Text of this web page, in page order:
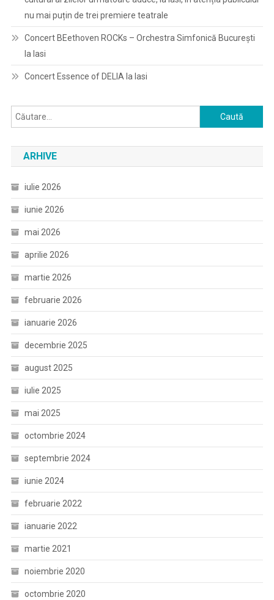
nu mai puțin de trei premiere teatrale
Concert BEethoven ROCKs – Orchestra Simfonică București
la Iasi
Concert Essence of DELIA la Iasi
Caută
după:
ARHIVE
iulie 2026
iunie 2026
mai 2026
aprilie 2026
martie 2026
februarie 2026
ianuarie 2026
decembrie 2025
august 2025
iulie 2025
mai 2025
octombrie 2024
septembrie 2024
iunie 2024
februarie 2022
ianuarie 2022
martie 2021
noiembrie 2020
octombrie 2020